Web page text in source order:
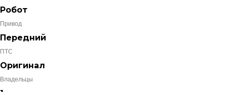
Робот
Привод
Передний
ПТС
Оригинал
Владельцы